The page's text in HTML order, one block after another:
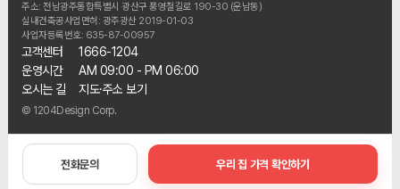
주소: 전남광주통합특별시 광산구 풍영철길로 190-30 (운남동)
실내건축공사업면허: 광주광산 2019-01-03
사업자등록번호: 635-87-00957
고객센터
1666-1204
운영시간
AM 09:00 - PM 06:00
오시는 길
지도·주소 보기
© 1204Design Corp.
전화문의